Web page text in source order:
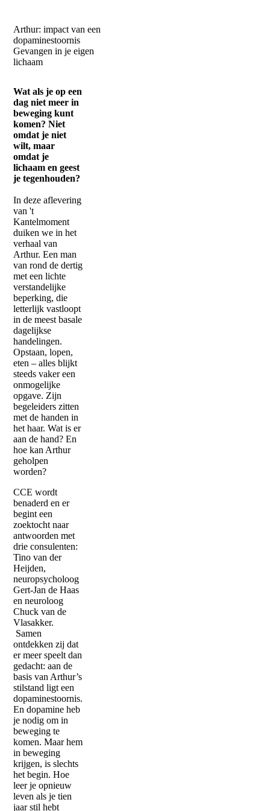
Arthur: impact van een
dopaminestoornis
Gevangen in je eigen
lichaam
Wat als je op een
dag niet meer in
beweging kunt
komen? Niet
omdat je niet
wilt, maar
omdat je
lichaam en geest
je tegenhouden?
In deze aflevering
van 't
Kantelmoment
duiken we in het
verhaal van
Arthur. Een man
van rond de dertig
met een lichte
verstandelijke
beperking, die
letterlijk vastloopt
in de meest basale
dagelijkse
handelingen.
Opstaan, lopen,
eten – alles blijkt
steeds vaker een
onmogelijke
opgave. Zijn
begeleiders zitten
met de handen in
het haar. Wat is er
aan de hand? En
hoe kan Arthur
geholpen
worden?
CCE wordt
benaderd en er
begint een
zoektocht naar
antwoorden met
drie consulenten:
Tino van der
Heijden,
neuropsycholoog
Gert-Jan de Haas
en neuroloog
Chuck van de
Vlasakker.
Samen
ontdekken zij dat
er meer speelt dan
gedacht: aan de
basis van Arthur’s
stilstand ligt een
dopaminestoornis.
En dopamine heb
je nodig om in
beweging te
komen. Maar hem
in beweging
krijgen, is slechts
het begin. Hoe
leer je opnieuw
leven als je tien
jaar stil hebt